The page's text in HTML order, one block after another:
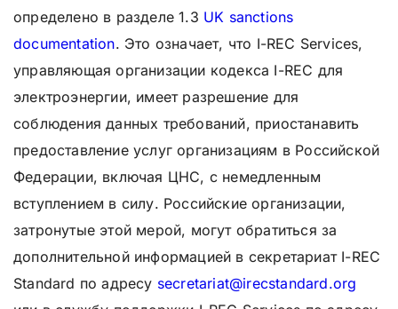
определено в разделе 1.3 UK sanctions
documentation. Это означает, что I-REC Services,
управляющая организации кодекса I-REC для
электроэнергии, имеет разрешение для
соблюдения данных требований, приостанавить
предоставление услуг организациям в Российской
Федерации, включая ЦНС, с немедленным
вступлением в силу. Российские организации,
затронутые этой мерой, могут обратиться за
дополнительной информацией в секретариат I-REC
Standard по адресу secretariat@irecstandard.org